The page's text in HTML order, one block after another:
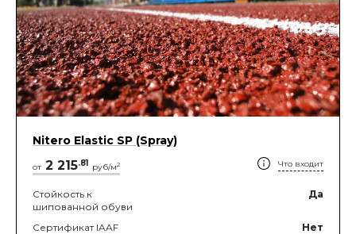
Nitero Elastic SP (Spray)
от 2 215.81 руб/м2 Что входит
Стойкость к
шипованной обуви
Да
Сертификат IAAF
Нет